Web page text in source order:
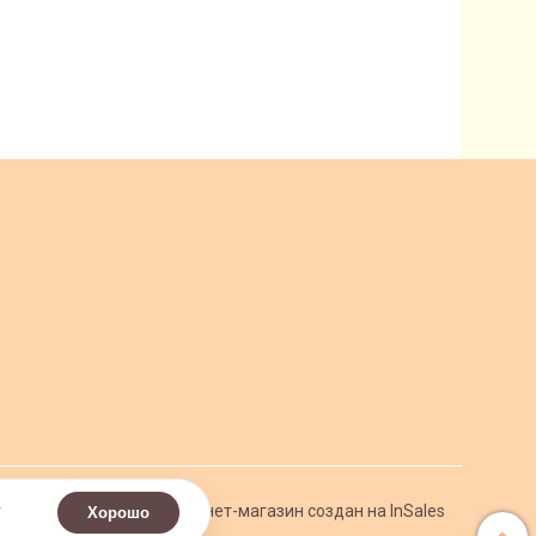
Интернет-магазин создан на InSales
Хорошо